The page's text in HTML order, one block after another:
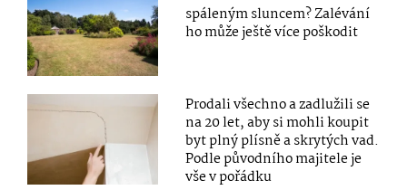
spáleným sluncem? Zalévání
ho může ještě více poškodit
Prodali všechno a zadlužili se
na 20 let, aby si mohli koupit
byt plný plísně a skrytých vad.
Podle původního majitele je
vše v pořádku